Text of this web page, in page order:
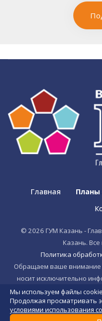
Главная Планы
© 2026 ГУМ Казань -
Казань.
Политика
Обращаем ваше внимание
носит исключительно
каких условиях не
Мы используем файлы
Продолжая просматривать
условиями использования